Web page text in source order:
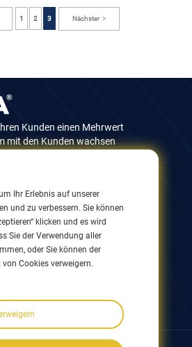
1 2 3 Nächster
Kunden einen Mehrwert
mit den Kunden wachsen
Road, Wuxi 214082,
Ihr Erlebnis auf unserer
und zu verbessern. Sie können
klicken und es wird
Sie der Verwendung aller
oder Sie können der
Cookies verweigern.